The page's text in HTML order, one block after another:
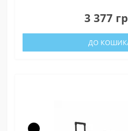
3 377
ДО